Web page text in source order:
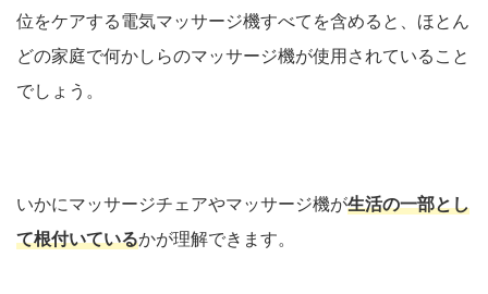
位をケアする電気マッサージ機すべてを含めると、ほとん
どの家庭で何かしらのマッサージ機が使用されていること
でしょう。
いかにマッサージチェアやマッサージ機が生活の一部とし
て根付いているかが理解できます。